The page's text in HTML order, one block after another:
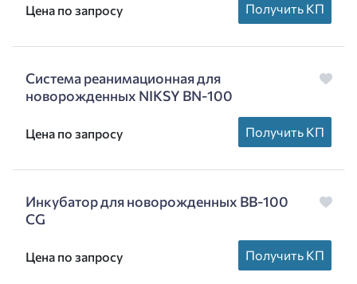
Цена по запросу Получить КП
Система реанимационная для
новорожденных NIKSY BN-100
Цена по запросу Получить КП
Инкубатор для новорожденных BB-100
CG
Цена по запросу Получить КП